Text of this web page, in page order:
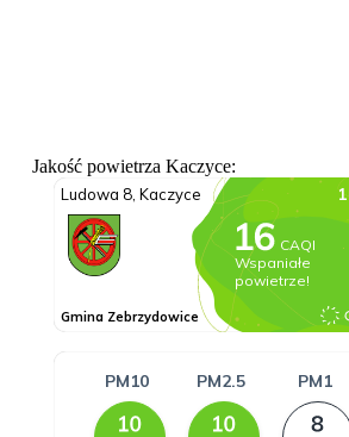
Jakość powietrza Kaczyce: